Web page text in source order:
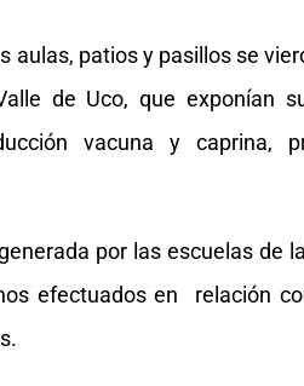
aulas, patios y pasillos se
de Uco, que exponían
vacuna y caprina,
por las escuelas de
efectuados en relación